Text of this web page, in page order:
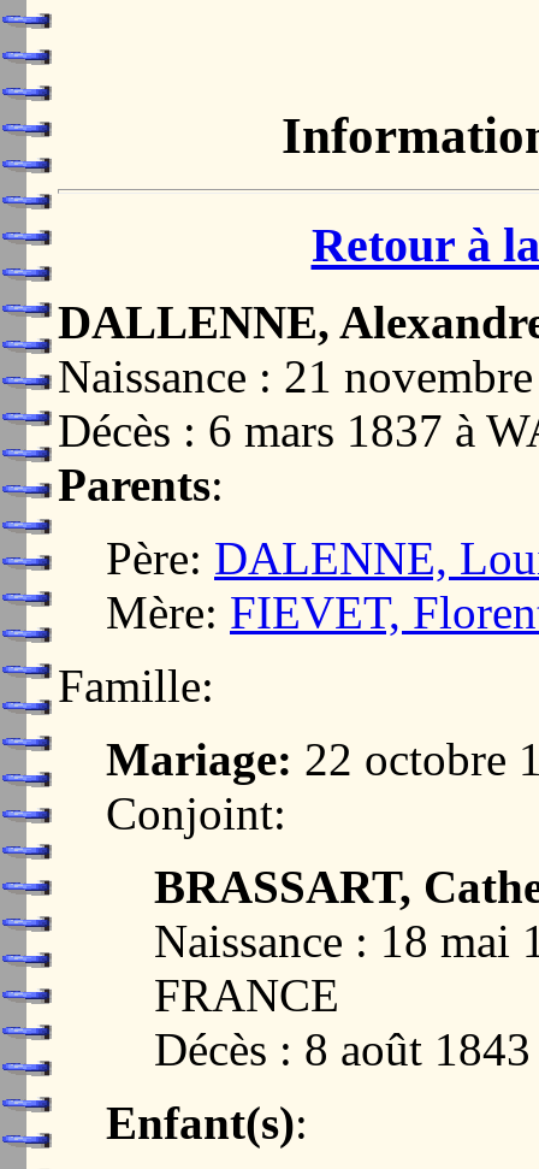
Retour à
DALLENNE,
Naissance : 21
Décès : 6 mars 1837 à
Parents:
Père: DALENNE,
Mère: FIEVET,
Famille:
Mariage: 22 octobre
Conjoint:
BRASSART,
Naissance : 18 mai
FRANCE
Décès : 8 août
Enfant(s):